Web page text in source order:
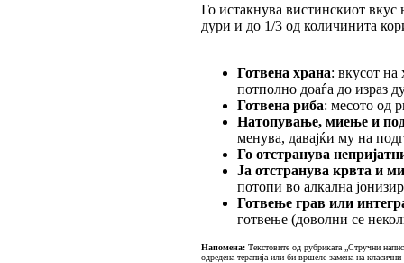
Го истакнува вистинскиот вкус
дури и до 1/3 од количинита
Готвена храна: вкусот на
потполно доаѓа до израз
Готвена риба: месото од
Натопување, миење и
менува, давајќи му на
Го отстранува
Ја отстранува крвта и
потопи во алкална
Готвење грав или
готвење (доволни се
Напомена: Текстовите од рубриката „Стручни
одредена терапија или би вршеле замена на